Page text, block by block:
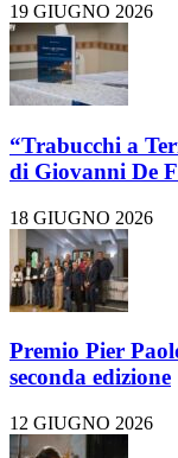
19 GIUGNO 2026
“Trabucchi a
di Giovanni De
18 GIUGNO 2026
Premio Pier
seconda edizione
12 GIUGNO 2026